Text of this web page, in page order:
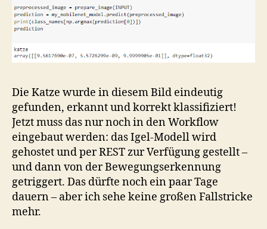
Die Katze wurde in diesem Bild eindeutig
gefunden, erkannt und korrekt klassifiziert!
Jetzt muss das nur noch in den Workflow
eingebaut werden: das Igel-Modell wird
gehostet und per REST zur Verfügung gestellt –
und dann von der Bewegungserkennung
getriggert. Das dürfte noch ein paar Tage
dauern – aber ich sehe keine großen Fallstricke
mehr.